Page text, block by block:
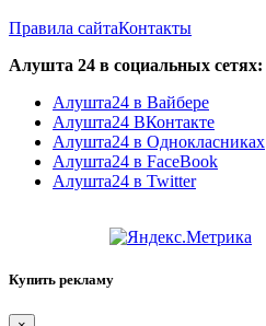
Правила сайтаКонтакты
Алушта 24 в социальных сетях:
Алушта24 в Вайбере
Алушта24 ВКонтакте
Алушта24 в Однокласниках
Алушта24 в FaceBook
Алушта24 в Twitter
Купить рекламу